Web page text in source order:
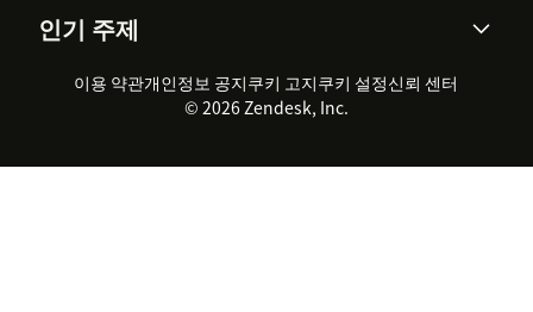
워크포스 관리
실시간 채팅
클라이언트 포털
고객 사례
채용 정보
지속 가능성 보고서
Zendesk Foundation
법적 정보
인기 주제
2026 CX 트렌드
제품 업데이트
고객 서비스 소프트웨어
헬프 데스크 통합 티켓 관리 소
이용 약관개인정보 공지쿠키 고지쿠키 설정신뢰 센터
© 2026 Zendesk, Inc.